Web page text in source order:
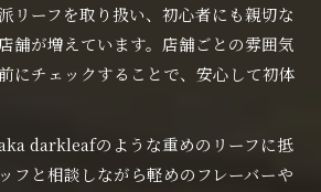
リーフを取り扱い、初心者にも親切な
舗が増えています。店舗ごとの雰囲気
にチェックすることで、安心して初体
darkleafのような重めのリーフに抵
フと相談しながら軽めのフレーバーや